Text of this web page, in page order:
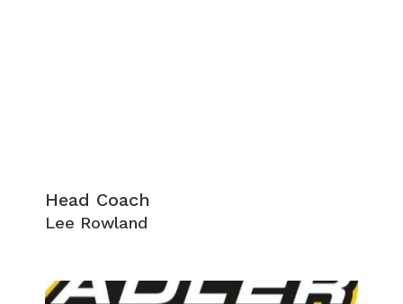
Head Coach
Lee Rowland